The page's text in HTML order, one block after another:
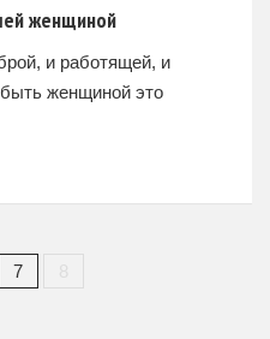
женщиной
и работящей, и
женщиной это
7